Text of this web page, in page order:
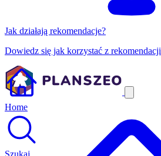
Jak działają rekomendacje?
Dowiedz się jak korzystać z rekomendacji
Home
Szukaj